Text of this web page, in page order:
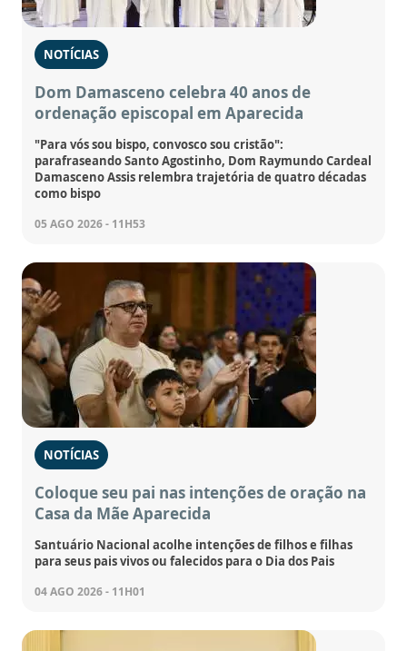
NOTÍCIAS
Dom Damasceno celebra 40 anos de
ordenação episcopal em Aparecida
"Para vós sou bispo, convosco sou cristão":
parafraseando Santo Agostinho, Dom Raymundo Cardeal
Damasceno Assis relembra trajetória de quatro décadas
como bispo
05 AGO 2026 - 11H53
NOTÍCIAS
Coloque seu pai nas intenções de oração na
Casa da Mãe Aparecida
Santuário Nacional acolhe intenções de filhos e filhas
para seus pais vivos ou falecidos para o Dia dos Pais
04 AGO 2026 - 11H01